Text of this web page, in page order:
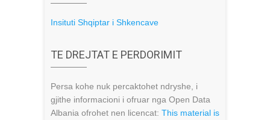
Insituti Shqiptar i Shkencave
TE DREJTAT E PERDORIMIT
Persa kohe nuk percaktohet ndryshe, i
gjithe informacioni i ofruar nga Open Data
Albania ofrohet nen licencat: This material is